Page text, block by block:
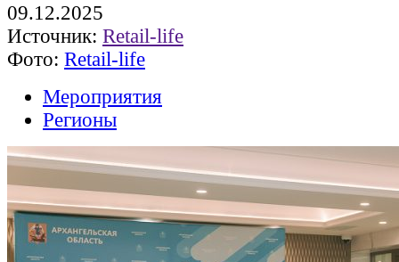
09.12.2025
Источник: Retail-life
Фото: Retail-life
Мероприятия
Регионы